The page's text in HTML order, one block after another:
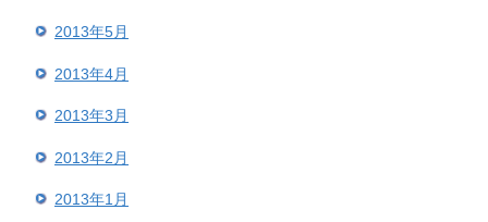
2013年5月
2013年4月
2013年3月
2013年2月
2013年1月